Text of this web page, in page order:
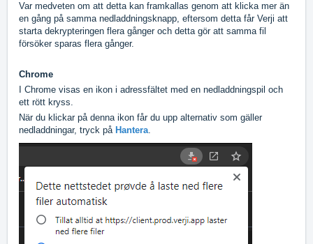
Var medveten om att detta kan framkallas genom att klicka mer än
en gång på samma nedladdningsknapp, eftersom detta får Verji att
starta dekrypteringen flera gånger och detta gör att samma fil
försöker sparas flera gånger.
Chrome
I Chrome visas en ikon i adressfältet med en nedladdningspil och
ett rött kryss.
När du klickar på denna ikon får du upp alternativ som gäller
nedladdningar, tryck på Hantera.